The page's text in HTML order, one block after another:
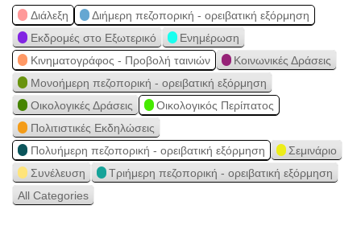
Διάλεξη
Διήμερη πεζοπορική - ορειβατική εξόρμηση
Εκδρομές στο Εξωτερικό
Ενημέρωση
Κινηματογράφος - Προβολή ταινιών
Κοινωνικές Δράσεις
Μονοήμερη πεζοπορική - ορειβατική εξόρμηση
Οικολογικές Δράσεις
Οικολογικός Περίπατος
Πολιτιστικές Εκδηλώσεις
Πολυήμερη πεζοπορική - ορειβατική εξόρμηση
Σεμινάριο
Συνέλευση
Τριήμερη πεζοπορική - ορειβατική εξόρμηση
All Categories